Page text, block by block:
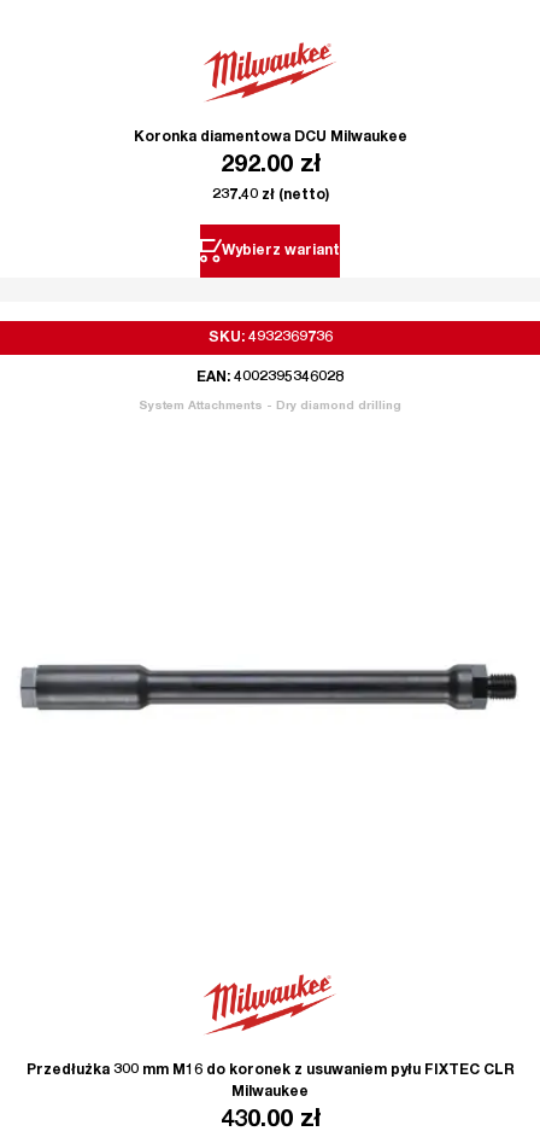
Koronka diamentowa DCU Milwaukee
292.00 zł
237.40 zł(netto)
Wybierz wariant
SKU: 4932369736
EAN: 4002395346028
System Attachments - Dry diamond drilling
Przedłużka 300 mm M16 do koronek z usuwaniem pyłu FIXTEC CLR
Milwaukee
430.00 zł